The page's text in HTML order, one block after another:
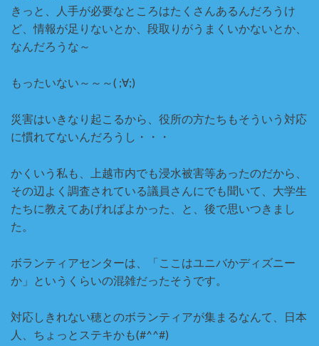
きっと、人手が必要なところはたくさんあるんだろうけ
ど、情報が足りないとか、段取りがうまくいかないとか、
なんだろうな～
もったいない～～～( ;∀;)
災害はいきなり起こるから、役所の方たちもそういう対応
に慣れてないんだろうし・・・
かくいう私も、上越市内でも浸水被害等あったのだから、
その辺よく調査されている議員さんにでも聞いて、大学生
たちに教えてあげればよかった、と、後で思いつきまし
た。
ボランティアセンターは、「ここはユニバかディズニー
か」というくらいの混雑だったそうです。
対応しきれない穂とのボランティアが集まるなんて、日本
人、ちょっとステキかも(#^^#)